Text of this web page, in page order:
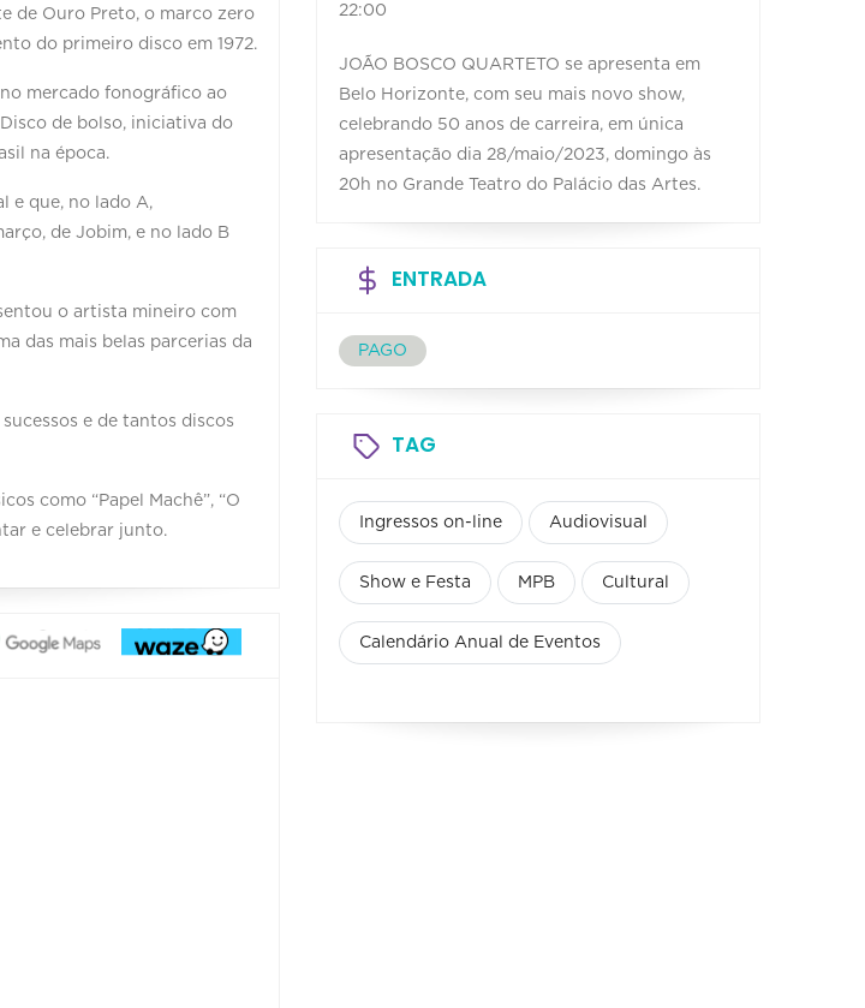
de Ouro Preto, o marco zero
do primeiro disco em 1972.
mercado fonográfico ao
de bolso, iniciativa do
na época.
e que, no lado A,
de Jobim, e no lado B
o artista mineiro com
das mais belas parcerias da
e de tantos discos
como “Papel Machê”, “O
e celebrar junto.
22:00
JOÃO BOSCO QUARTETO se apresenta em
Belo Horizonte, com seu mais novo show,
celebrando 50 anos de carreira, em única
apresentação dia 28/maio/2023, domingo às
20h no Grande Teatro do Palácio das Artes.
ENTRADA
PAGO
TAG
Ingressos on-line Audiovisual
Show e Festa MPB Cultural
Calendário Anual de Eventos